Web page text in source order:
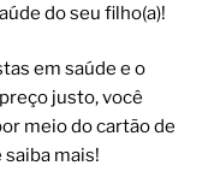
do seu filho(a)!
em saúde e o
justo, você
meio do cartão de
saiba mais!